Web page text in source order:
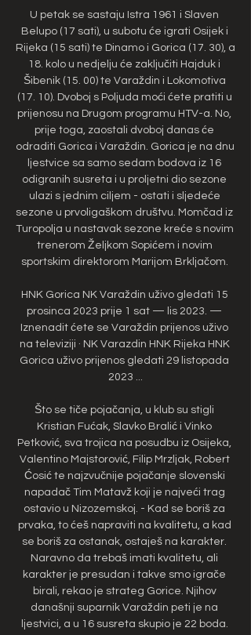
U petak se sastaju Istra 1961 i Slaven
Belupo (17 sati), u subotu će igrati Osijek i
Rijeka (15 sati) te Dinamo i Gorica (17. 30), a
18. kolo u nedjelju će zaključiti Hajduk i
Šibenik (15. 00) te Varaždin i Lokomotiva
(17. 10). Dvoboj s Poljuda moći ćete pratiti u
prijenosu na Drugom programu HTV-a. No,
prije toga, zaostali dvoboj danas će
odraditi Gorica i Varaždin. Gorica je na dnu
ljestvice sa samo sedam bodova iz 16
odigranih susreta i u proljetni dio sezone
ulazi s jednim ciljem - ostati i sljedeće
sezone u prvoligaškom društvu. Momčad iz
Turopolja u nastavak sezone kreće s novim
trenerom Željkom Sopićem i novim
sportskim direktorom Marijom Brkljačom.
HNK Gorica NK Varaždin uživo gledati 15
prosinca 2023 prije 1 sat — lis 2023. —
Iznenadit ćete se Varaždin prijenos uživo
na televiziji · NK Varazdin HNK Rijeka HNK
Gorica uživo prijenos gledati 29 listopada
2023 ...
Što se tiče pojačanja, u klub su stigli
Kristian Fućak, Slavko Bralić i Vinko
Petković, sva trojica na posudbu iz Osijeka,
Valentino Majstorović, Filip Mrzljak, Robert
Ćosić te najzvučnije pojačanje slovenski
napadač Tim Matavž koji je najveći trag
ostavio u Nizozemskoj. - Kad se boriš za
prvaka, to ćeš napraviti na kvalitetu, a kad
se boriš za ostanak, ostaješ na karakter.
Naravno da trebaš imati kvalitetu, ali
karakter je presudan i takve smo igrače
birali, rekao je strateg Gorice. Njihov
današnji suparnik Varaždin peti je na
ljestvici, a u 16 susreta skupio je 22 boda.